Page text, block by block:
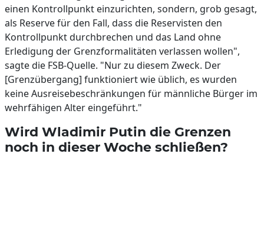
einen Kontrollpunkt einzurichten, sondern, grob gesagt,
als Reserve für den Fall, dass die Reservisten den
Kontrollpunkt durchbrechen und das Land ohne
Erledigung der Grenzformalitäten verlassen wollen",
sagte die FSB-Quelle. "Nur zu diesem Zweck. Der
[Grenzübergang] funktioniert wie üblich, es wurden
keine Ausreisebeschränkungen für männliche Bürger im
wehrfähigen Alter eingeführt."
Wird Wladimir Putin die Grenzen
noch in dieser Woche schließen?